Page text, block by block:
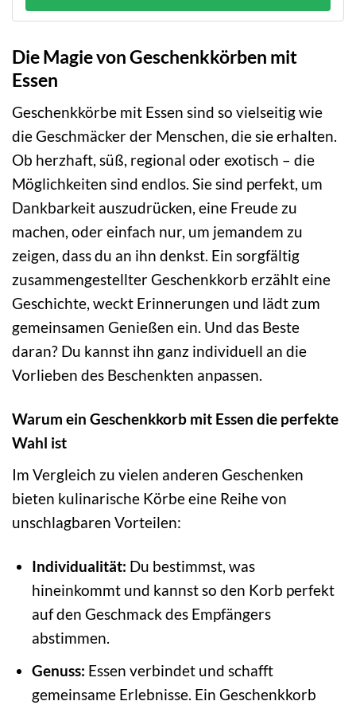
Die Magie von Geschenkkörben mit
Essen
Geschenkkörbe mit Essen sind so vielseitig wie
die Geschmäcker der Menschen, die sie erhalten.
Ob herzhaft, süß, regional oder exotisch – die
Möglichkeiten sind endlos. Sie sind perfekt, um
Dankbarkeit auszudrücken, eine Freude zu
machen, oder einfach nur, um jemandem zu
zeigen, dass du an ihn denkst. Ein sorgfältig
zusammengestellter Geschenkkorb erzählt eine
Geschichte, weckt Erinnerungen und lädt zum
gemeinsamen Genießen ein. Und das Beste
daran? Du kannst ihn ganz individuell an die
Vorlieben des Beschenkten anpassen.
Warum ein Geschenkkorb mit Essen die perfekte
Wahl ist
Im Vergleich zu vielen anderen Geschenken
bieten kulinarische Körbe eine Reihe von
unschlagbaren Vorteilen:
Individualität: Du bestimmst, was
hineinkommt und kannst so den Korb perfekt
auf den Geschmack des Empfängers
abstimmen.
Genuss: Essen verbindet und schafft
gemeinsame Erlebnisse. Ein Geschenkkorb